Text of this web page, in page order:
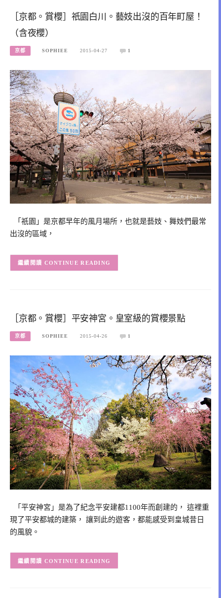
［京都。賞櫻］祇園白川。藝妓出沒的百年町屋！
（含夜櫻）
京都 SOPHIEE 2015-04-27 1
「祇園」是京都早年的風月場所，也就是藝妓、舞妓們最常
出沒的區域，
CONTINUE READING
［京都。賞櫻］平安神宮。皇室級的賞櫻景點
京都 SOPHIEE 2015-04-26 1
「平安神宮」是為了紀念平安建都1100年而創建的， 這裡重
現了平安都城的建築， 讓到此的遊客，都能感受到皇城昔日
的風貌。
CONTINUE READING